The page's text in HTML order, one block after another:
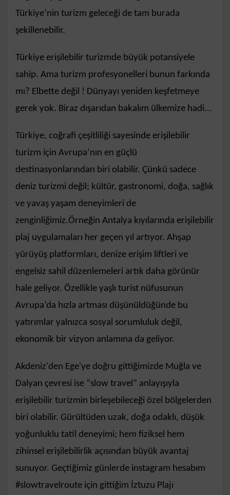
Türkiye’nin turizm geleceği de tam burada
şekillenebilir.
Türkiye erişilebilir turizmde büyük potansiyele
sahip. Ama turizm profesyonelleri bunun farkında
mı? Elbette değil ! Dünyayı yeniden keşfetmeye
gerek yok. Biraz dışarıdan bakalım ülkemize hadi...
Türkiye, coğrafi çeşitliliği sayesinde erişilebilir
turizm için Avrupa’nın en güçlü
destinasyonlarından biri olabilir. Çünkü sadece
deniz turizmi değil; kültür, gastronomi, doğa, sağlık
ve yavaş yaşam deneyimleri de
zenginliğimiz.Örneğin Antalya kıyılarında erişilebilir
plaj uygulamaları her geçen yıl artıyor. Ahşap
yürüyüş platformları, denize erişim liftleri ve
engelsiz sahil düzenlemeleri artık daha görünür
hale geliyor. Özellikle yaşlı turist nüfusunun
Avrupa’da hızla artması düşünüldüğünde bu
yatırımlar yalnızca sosyal sorumluluk değil,
ekonomik bir vizyon anlamına da geliyor.
Akdeniz'den Ege'ye doğru gittiğimizde Muğla ve
Dalyan çevresi ise “slow travel” anlayışıyla
erişilebilir turizmin birleşebileceği özel bölgelerden
biri olabilir. Gürültüden uzak, doğa odaklı, düşük
yoğunluklu tatil deneyimi; hem fiziksel hem
zihinsel erişilebilirlik açısından büyük avantaj
sunuyor. Geçtiğimiz günlerde instagram hesabım
#slowtravelroute için gittiğim İztuzu Plajı